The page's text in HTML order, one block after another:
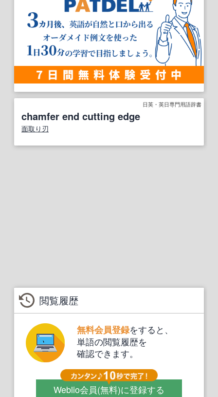
日英・英日専門用語辞書
chamfer end cutting edge
面取り 刃
閲覧履歴
無料会員登録をすると、
単語の閲覧履歴を
確認できます。
Weblio会員(無料)に登録する